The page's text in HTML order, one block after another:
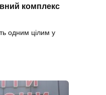
комплекс
одним цілим у